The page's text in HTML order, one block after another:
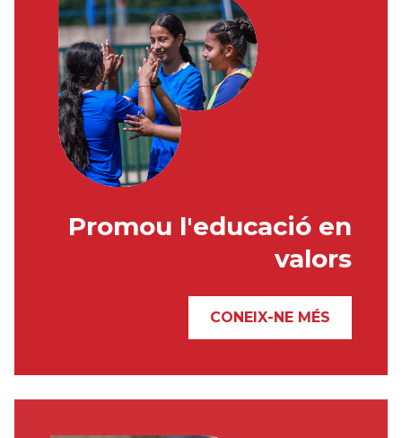
Promou l'educació en
valors
CONEIX-NE MÉS